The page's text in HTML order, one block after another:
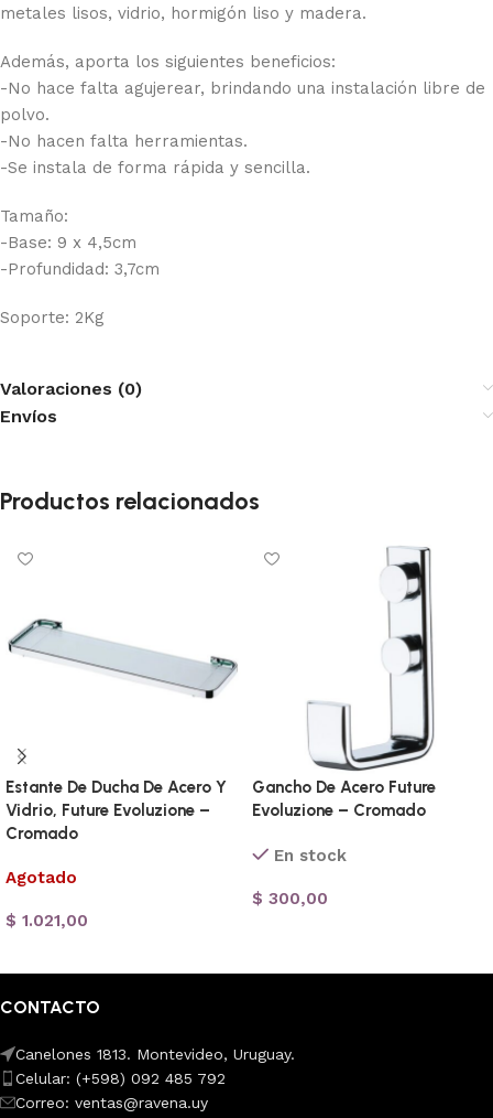
metales lisos, vidrio, hormigón liso y madera.
Además, aporta los siguientes beneficios:
-No hace falta agujerear, brindando una instalación libre de
polvo.
-No hacen falta herramientas.
-Se instala de forma rápida y sencilla.
Tamaño:
-Base: 9 x 4,5cm
-Profundidad: 3,7cm
Soporte: 2Kg
Valoraciones (0)
Envíos
Productos relacionados
Estante De Ducha De Acero Y
Vidrio, Future Evoluzione –
Cromado
Agotado
$ 1.021,00
Gancho De Acero Future
Evoluzione – Cromado
En stock
$ 300,00
CONTACTO
Canelones 1813. Montevideo, Uruguay.
Celular: (+598) 092 485 792
Correo: ventas@ravena.uy